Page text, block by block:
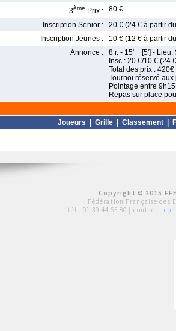
3ème Prix :
80 €
Inscription Senior :
20 € (24 € à partir
Inscription Jeunes :
10 € (12 € à partir
Annonce :
8 r. - 15' + [5'] -
Insc.: 20 €/10 € (24
Total des prix : 420€
Tournoi réservé
Pointage entre
Repas sur place
Joueurs Grille Classement
Copyright © 2015
Fédération Française des
tél : 01 39 44 65 80 | contact :